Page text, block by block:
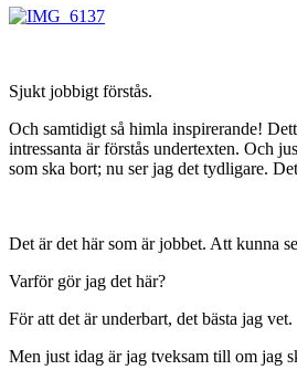
Sjukt jobbigt förstås.
Och samtidigt så himla inspirerande!
intressanta är förstås undertexten. Och
som ska bort; nu ser jag det tydligare.
Det är det här som är jobbet. Att kunna
Varför gör jag det här?
För att det är underbart, det bästa jag vet.
Men just idag är jag tveksam till om jag